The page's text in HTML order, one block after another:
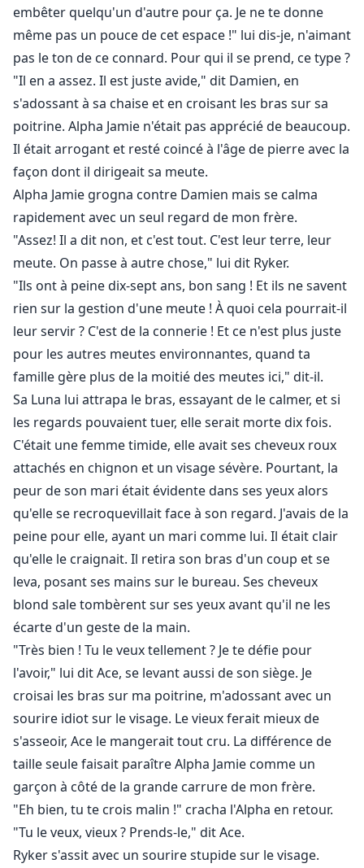
embêter quelqu'un d'autre pour ça. Je ne te donne
même pas un pouce de cet espace !" lui dis-je, n'aimant
pas le ton de ce connard. Pour qui il se prend, ce type ?
"Il en a assez. Il est juste avide," dit Damien, en
s'adossant à sa chaise et en croisant les bras sur sa
poitrine. Alpha Jamie n'était pas apprécié de beaucoup.
Il était arrogant et resté coincé à l'âge de pierre avec la
façon dont il dirigeait sa meute.
Alpha Jamie grogna contre Damien mais se calma
rapidement avec un seul regard de mon frère.
"Assez! Il a dit non, et c'est tout. C'est leur terre, leur
meute. On passe à autre chose," lui dit Ryker.
"Ils ont à peine dix-sept ans, bon sang ! Et ils ne savent
rien sur la gestion d'une meute ! À quoi cela pourrait-il
leur servir ? C'est de la connerie ! Et ce n'est plus juste
pour les autres meutes environnantes, quand ta
famille gère plus de la moitié des meutes ici," dit-il.
Sa Luna lui attrapa le bras, essayant de le calmer, et si
les regards pouvaient tuer, elle serait morte dix fois.
C'était une femme timide, elle avait ses cheveux roux
attachés en chignon et un visage sévère. Pourtant, la
peur de son mari était évidente dans ses yeux alors
qu'elle se recroquevillait face à son regard. J'avais de la
peine pour elle, ayant un mari comme lui. Il était clair
qu'elle le craignait. Il retira son bras d'un coup et se
leva, posant ses mains sur le bureau. Ses cheveux
blond sale tombèrent sur ses yeux avant qu'il ne les
écarte d'un geste de la main.
"Très bien ! Tu le veux tellement ? Je te défie pour
l'avoir," lui dit Ace, se levant aussi de son siège. Je
croisai les bras sur ma poitrine, m'adossant avec un
sourire idiot sur le visage. Le vieux ferait mieux de
s'asseoir, Ace le mangerait tout cru. La différence de
taille seule faisait paraître Alpha Jamie comme un
garçon à côté de la grande carrure de mon frère.
"Eh bien, tu te crois malin !" cracha l'Alpha en retour.
"Tu le veux, vieux ? Prends-le," dit Ace.
Ryker s'assit avec un sourire stupide sur le visage.